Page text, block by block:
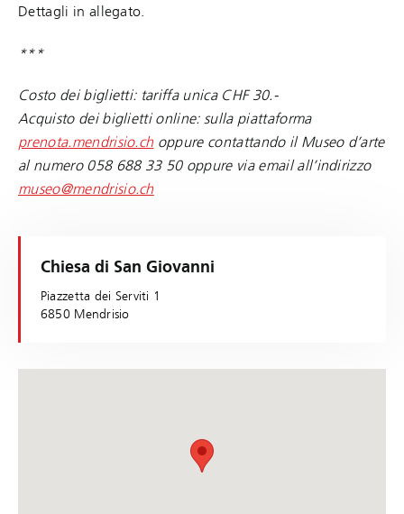
Dettagli in allegato.
***
Costo dei biglietti: tariffa unica CHF 30.-
Acquisto dei biglietti online: sulla piattaforma
prenota.mendrisio.ch oppure contattando il Museo d’arte
al numero 058 688 33 50 oppure via email all’indirizzo
museo@mendrisio.ch
Chiesa di San Giovanni
Piazzetta dei Serviti 1
6850 Mendrisio